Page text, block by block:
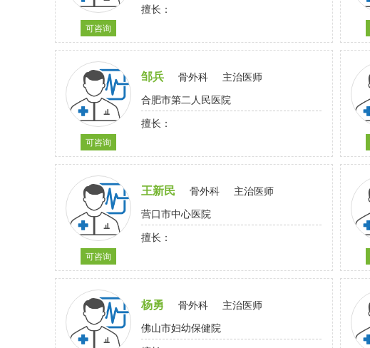
可咨询
擅长：
可咨询
邹兵 骨外科
主治医师
合肥市第二人民医院
擅长：
可咨询
王新民 骨外科
主治医师
营口市中心医院
擅长：
杨勇 骨外科
主治医师
佛山市妇幼保健院